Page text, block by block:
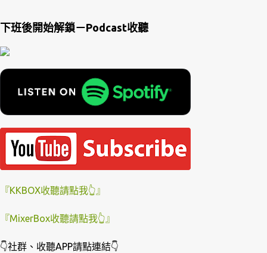
下班後開始解鎖－Podcast收聽
『KKBOX收聽請點我👆』
『MixerBox收聽請點我👆』
👇社群、收聽APP請點連結👇